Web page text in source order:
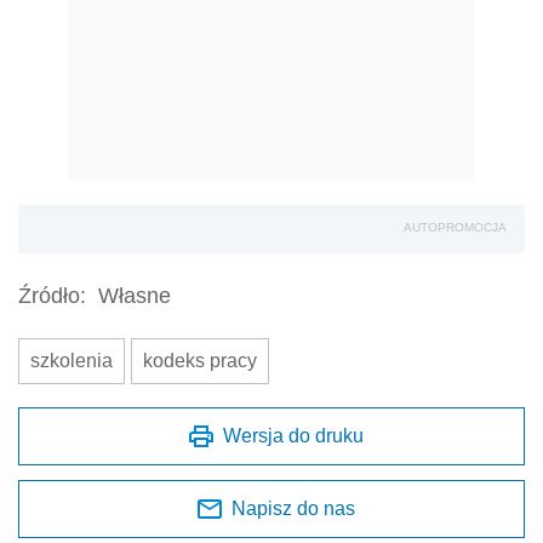
AUTOPROMOCJA
Źródło: Własne
szkolenia kodeks pracy
Wersja do druku
Napisz do nas